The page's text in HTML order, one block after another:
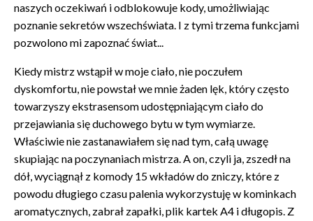
naszych oczekiwań i odblokowuje kody, umożliwiając
poznanie sekretów wszechświata. I z tymi trzema funkcjami
pozwolono mi zapoznać świat...
Kiedy mistrz wstąpił w moje ciało, nie poczułem
dyskomfortu, nie powstał we mnie żaden lęk, który często
towarzyszy ekstrasensom udostępniającym ciało do
przejawiania się duchowego bytu w tym wymiarze.
Właściwie nie zastanawiałem się nad tym, całą uwagę
skupiając na poczynaniach mistrza. A on, czyli ja, zszedł na
dół, wyciągnął z komody 15 wkładów do zniczy, które z
powodu długiego czasu palenia wykorzystuję w kominkach
aromatycznych, zabrał zapałki, plik kartek A4 i długopis. Z